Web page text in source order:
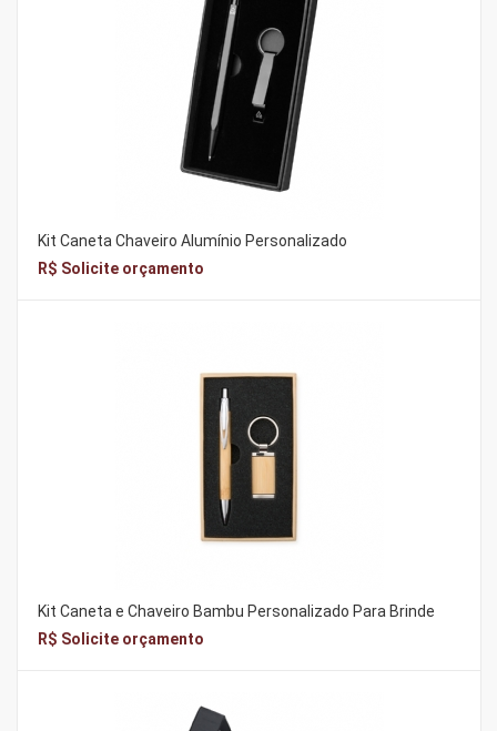
Kit Caneta Chaveiro Alumínio Personalizado
R$ Solicite orçamento
Kit Caneta e Chaveiro Bambu Personalizado Para Brinde
R$ Solicite orçamento